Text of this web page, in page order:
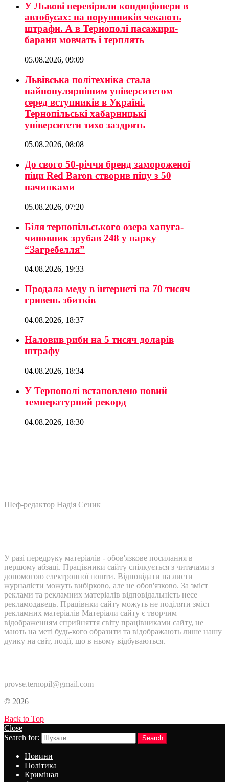
У Львові перевірили кондиціонери в
автобусах: на порушників чекають
штрафи. А в Тернополі пасажири-
барани мовчать і терплять
05.08.2026, 09:09
Львівська політехніка стала
найпопулярнішим університетом
серед вступників в Україні.
Тернопільські хабарницькі
університети тихо заздрять
05.08.2026, 08:08
До свого 50-річчя бренд замороженої
піци Red Baron створив піцу з 50
начинками
05.08.2026, 07:20
Біля тернопільського озера хапуга-
чиновник зрубав 248 у парку
“Загребелля”
04.08.2026, 19:33
Продала меду в інтернеті на 70 тисяч
гривень збитків
04.08.2026, 18:37
Наловив риби на 5 тисяч доларів
штрафу
04.08.2026, 18:34
У Тернополі встановлено новий
температурний рекорд
04.08.2026, 18:30
Шеф-редактор Надія Сеник
У разі передруку матеріалів - обов'язкове посилання в
першому абзаці. Працівники сайту спілкується з читачами з
допомогою електронної пошти. Відповідати на листи
журналісти можуть вибірково, але не обов'язково. За зміст
реклами та рекламних матеріалів відповідальність несе
рекламодавець. Працівнки сайту можуть не поділяти зміст
рекламних матеріалів Матеріали сайту є творчим
відображенням сприйняття світу працівниками сайту, не
мають на меті будь-кого образити та відображають лише нашу
дуику на світ, події, що в ньому відбуваються.
provse.ternopil@gmail.com
© 2026
Back to Top
Close
Search for:
Search
Новини
Політика
Кримінал